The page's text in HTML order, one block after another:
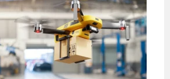
Balıkesir
Bilecik
Bingöl